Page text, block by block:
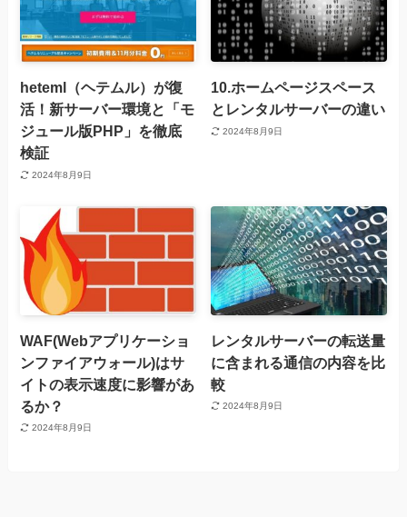
heteml（ヘテムル）が復
活！新サーバー環境と「モ
ジュール版PHP」を徹底
検証
2024年8月9日
10.ホームページスペース
とレンタルサーバーの違い
2024年8月9日
WAF(Webアプリケーショ
ンファイアウォール)はサ
イトの表示速度に影響があ
るか？
2024年8月9日
レンタルサーバーの転送量
に含まれる通信の内容を比
較
2024年8月9日